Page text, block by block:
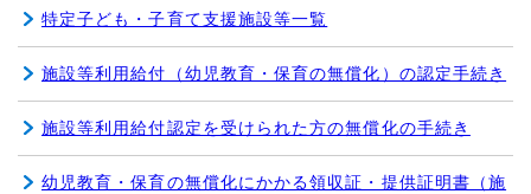
特定子ども・子育て支援施設等一覧
施設等利用給付（幼児教育・保育の無償化）の認定手続き
施設等利用給付認定を受けられた方の無償化の手続き
幼児教育・保育の無償化にかかる領収証・提供証明書（施